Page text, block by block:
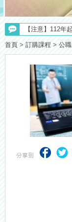
【考試院】國考
【注意】112
【重要】114年
【NEW】加入◆
【最新】錦囊
【考選部】高
【上榜生獎學
【求職秘技＼(
【考試院】國
首頁 > 訂購課程 > 公